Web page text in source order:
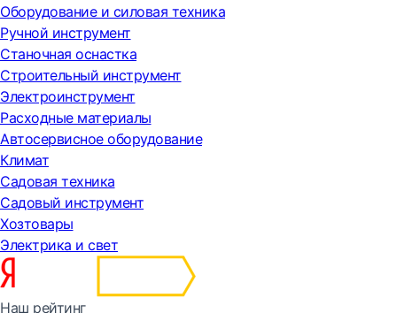
Оборудование и силовая техника
Ручной инструмент
Станочная оснастка
Строительный инструмент
Электроинструмент
Расходные материалы
Автосервисное оборудование
Климат
Садовая техника
Садовый инструмент
Хозтовары
Электрика и свет
Наш рейтинг